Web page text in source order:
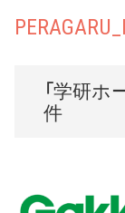
「学研
件